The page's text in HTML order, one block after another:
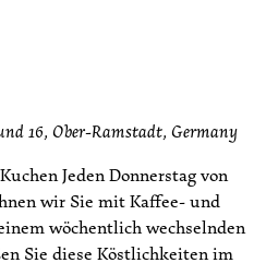
16, Ober-Ramstadt, Germany
Jeden Donnerstag von
wir Sie mit Kaffee- und
wöchentlich wechselnden
Sie diese Köstlichkeiten im